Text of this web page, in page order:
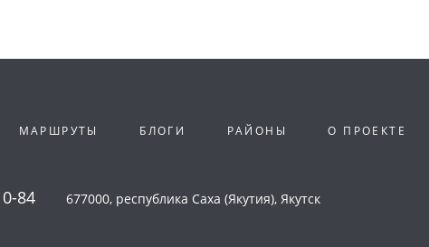
МАРШРУТЫ БЛОГИ РАЙОНЫ О ПРОЕКТЕ
84 677000, республика Саха (Якутия), Якутск